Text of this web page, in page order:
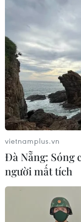
đã tuyên phạt bị
phòng quản lý rủi
Hồ Chí Minh) án tù
vietnamplus.vn
Đà Nẵng: Sóng
người mất tích